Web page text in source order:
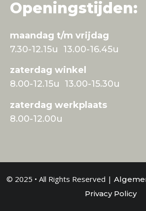
Openingstijden:
maandag t/m vrijdag
7.30-12.15u 13.00-16.45u
zaterdag winkel
8.00-12.15u 13.00-15.30u
zaterdag werkplaats
8.00-12.00u
© 2025 • All Rights Reserved |
Privacy Policy